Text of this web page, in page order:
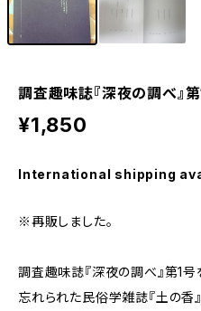
調査趣味誌『深夜の調べ』
¥1,850
International shipping
※再販しました。
調査趣味誌『深夜の調べ』第1号
忘れられた民俗学雑誌『土の香